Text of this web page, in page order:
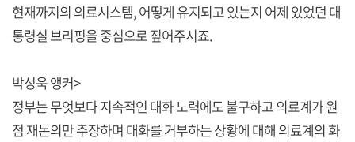
현재까지의 의료시스템, 어떻게 유지되고 있는지 어제 있었던 대
통령실 브리핑을 중심으로 짚어주시죠.
박성욱 앵커>
정부는 무엇보다 지속적인 대화 노력에도 불구하고 의료계가 원
점 재논의만 주장하며 대화를 거부하는 상황에 대해 의료계의 화